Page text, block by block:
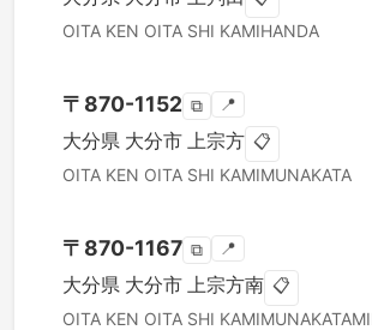
OITA KEN OITA SHI KAMIHANDA
〒 870-1152 ⧉ 📍
大分県 大分市 上宗方 📋
OITA KEN OITA SHI KAMIMUNAKATA
〒 870-1167 ⧉ 📍
大分県 大分市 上宗方南 📋
OITA KEN OITA SHI